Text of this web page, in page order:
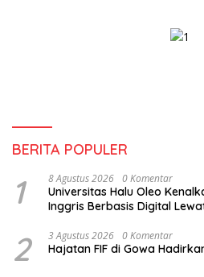
BERITA POPULER
1 8 Agustus 2026 0 Komentar
Universitas Halu Oleo
Inggris Berbasis Digital
2 3 Agustus 2026 0 Komentar
Hajatan FIF di Gowa